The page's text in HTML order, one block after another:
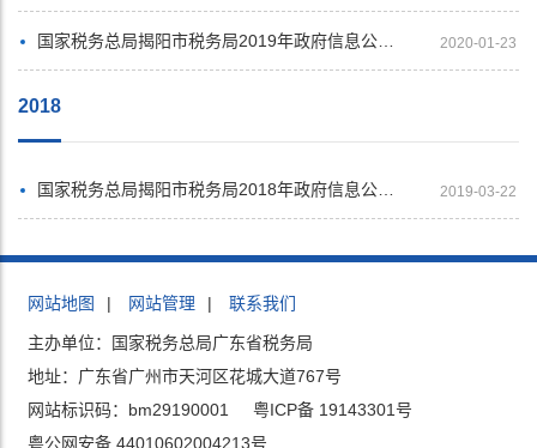
国家税务总局揭阳市税务局2019年政府信息公开工作年度报告 2020-01-23
2018
国家税务总局揭阳市税务局2018年政府信息公开工作年度报告 2019-03-22
网站地图 | 网站管理 | 联系我们
主办单位：国家税务总局广东省税务局
地址：广东省广州市天河区花城大道767号
网站标识码：bm29190001
粤ICP备 19143301号
粤公网安备 44010602004213号